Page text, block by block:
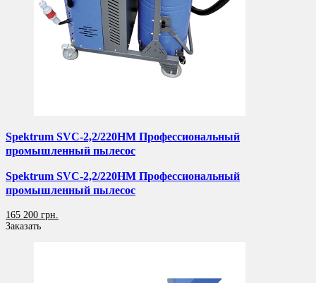
Spektrum SVC-2,2/220НМ Профессиональный
промышленный пылесос
Spektrum SVC-2,2/220НМ Профессиональный
промышленный пылесос
165 200 грн.
Заказать